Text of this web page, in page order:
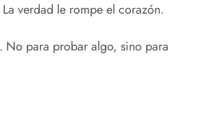
verdad le rompe el corazón.
No para probar algo, sino para